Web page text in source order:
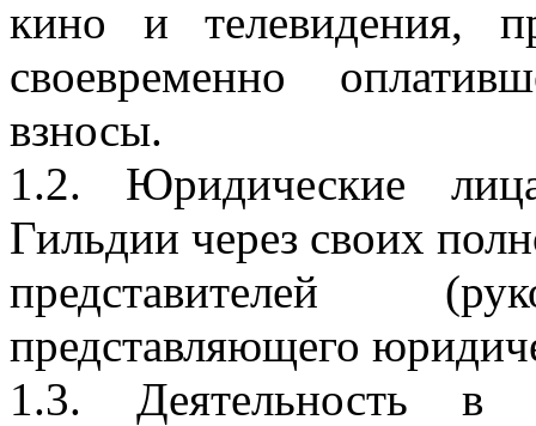
кино и телевидения,
своевременно
взносы.
1.2. Юридические
Гильдии через своих
представителей
представляющего
1.3. Деятельность в